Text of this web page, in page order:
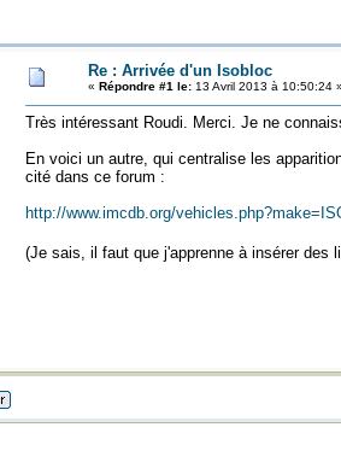
Re : Arrivée d'un Isobloc
« Répondre #1 le:13 Avril 2013 à 10:50:24
Très intéressant Roudi. Merci. Je ne
En voici un autre, qui centralise les
cité dans ce forum :
http://www.imcdb.org/
(Je sais, il faut que j'apprenne à insérer des